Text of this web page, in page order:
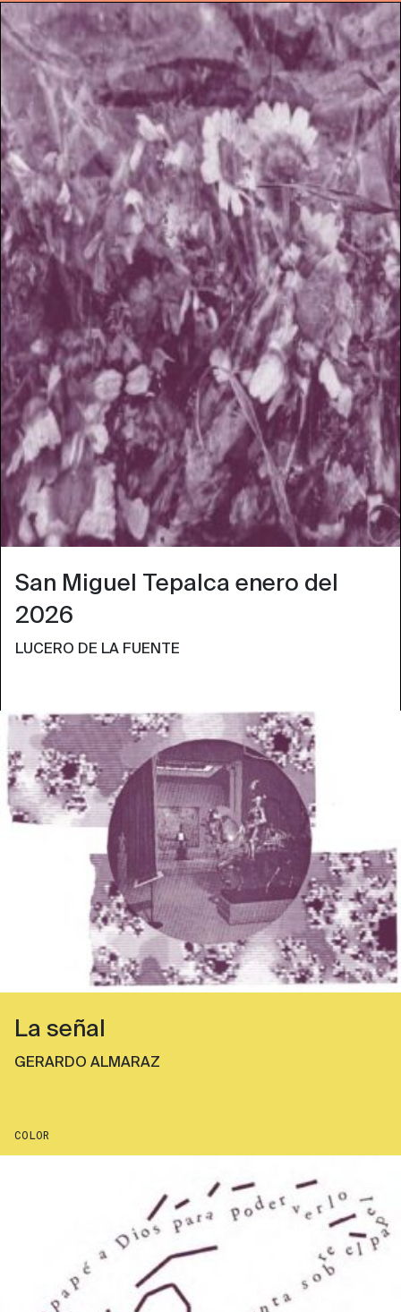
San Miguel Tepalca enero del
2026
LUCERO DE LA FUENTE
COLOR
La señal
GERARDO ALMARAZ
COLOR